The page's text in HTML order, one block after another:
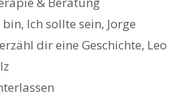
bin, Ich sollte sein, Jorge
dir eine Geschichte, Leo